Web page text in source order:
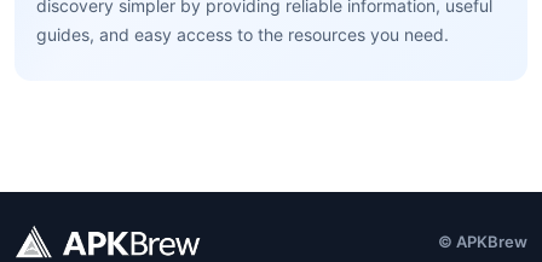
discovery simpler by providing reliable information, useful
guides, and easy access to the resources you need.
© APKBrew